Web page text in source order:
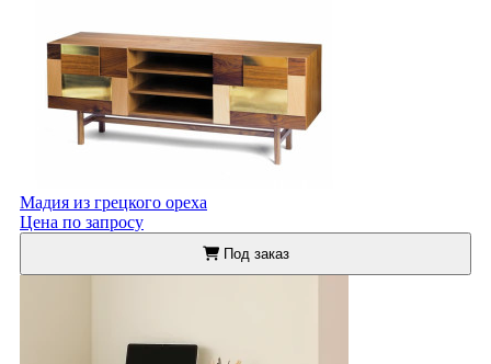
Мадия из грецкого ореха
Цена по запросу
Под заказ